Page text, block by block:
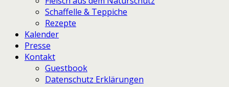
Schaffelle & Teppiche
Rezepte
Kalender
Presse
Kontakt
Guestbook
Datenschutz Erklärungen